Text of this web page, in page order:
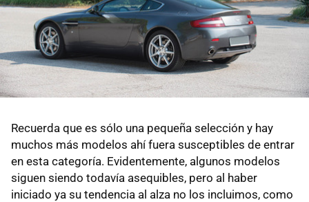
Recuerda que es sólo una pequeña selección y hay
muchos más modelos ahí fuera susceptibles de entrar
en esta categoría. Evidentemente, algunos modelos
siguen siendo todavía asequibles, pero al haber
iniciado ya su tendencia al alza no los incluimos, como